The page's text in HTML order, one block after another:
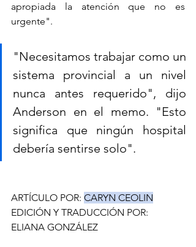
apropiada la atención que no es
urgente".
"Necesitamos trabajar como un
sistema provincial a un nivel
nunca antes requerido", dijo
Anderson en el memo. "Esto
significa que ningún hospital
debería sentirse solo".
ARTÍCULO POR: CARYN CEOLIN
EDICIÓN Y TRADUCCIÓN POR:
ELIANA GONZÁLEZ